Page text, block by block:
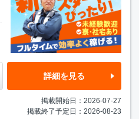
詳細を見る
掲載開始日：2026-07-27
掲載終了予定日：2026-08-23